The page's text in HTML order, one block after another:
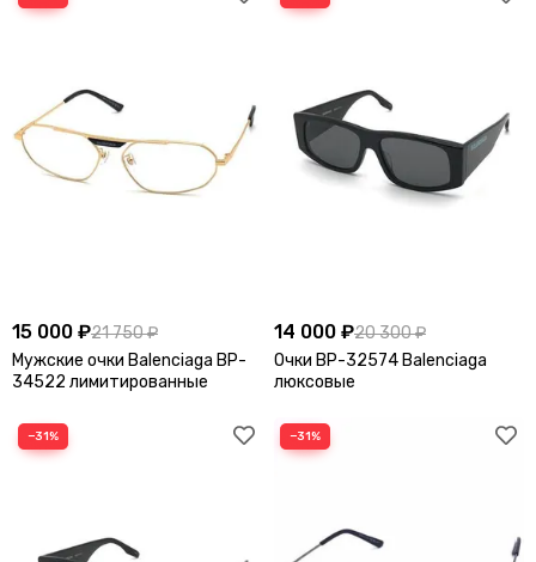
15 000 ₽21 750 ₽
Мужские очки Balenciaga BP-
34522 лимитированные
14 000 ₽20 300 ₽
Очки BP-32574 Balenciaga
люксовые
−31% −31%